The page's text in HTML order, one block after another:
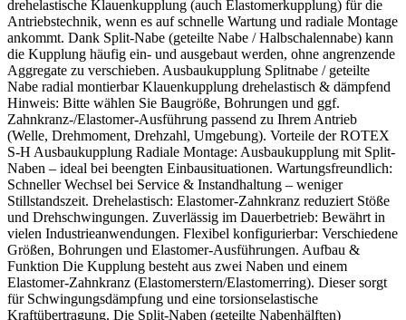
drehelastische Klauenkupplung (auch Elastomerkupplung) für die
Antriebstechnik, wenn es auf schnelle Wartung und radiale Montage
ankommt. Dank Split-Nabe (geteilte Nabe / Halbschalennabe) kann
die Kupplung häufig ein- und ausgebaut werden, ohne angrenzende
Aggregate zu verschieben. Ausbaukupplung Splitnabe / geteilte
Nabe radial montierbar Klauenkupplung drehelastisch & dämpfend
Hinweis: Bitte wählen Sie Baugröße, Bohrungen und ggf.
Zahnkranz-/Elastomer-Ausführung passend zu Ihrem Antrieb
(Welle, Drehmoment, Drehzahl, Umgebung). Vorteile der ROTEX
S-H Ausbaukupplung Radiale Montage: Ausbaukupplung mit Split-
Naben – ideal bei beengten Einbausituationen. Wartungsfreundlich:
Schneller Wechsel bei Service & Instandhaltung – weniger
Stillstandszeit. Drehelastisch: Elastomer-Zahnkranz reduziert Stöße
und Drehschwingungen. Zuverlässig im Dauerbetrieb: Bewährt in
vielen Industrieanwendungen. Flexibel konfigurierbar: Verschiedene
Größen, Bohrungen und Elastomer-Ausführungen. Aufbau &
Funktion Die Kupplung besteht aus zwei Naben und einem
Elastomer-Zahnkranz (Elastomerstern/Elastomerring). Dieser sorgt
für Schwingungsdämpfung und eine torsionselastische
Kraftübertragung. Die Split-Naben (geteilte Nabenhälften)